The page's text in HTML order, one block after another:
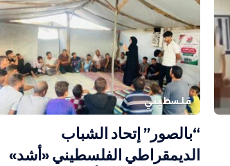
فلسطيني
“بالصور” إتحاد الشباب
الديمقراطي الفلسطيني «أشد»